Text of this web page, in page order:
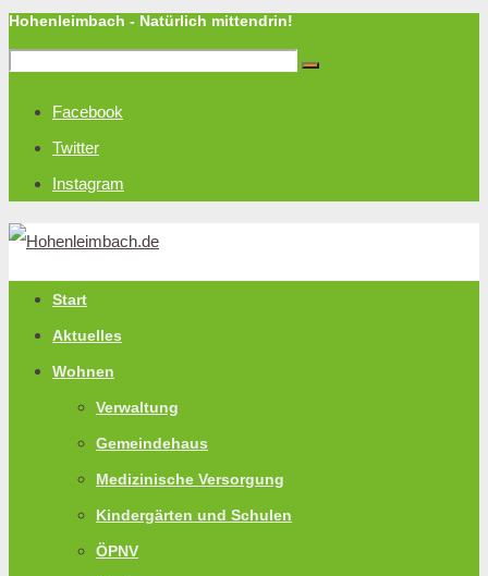
Hohenleimbach - Natürlich mittendrin!
Facebook
Twitter
Instagram
Start
Aktuelles
Wohnen
Verwaltung
Gemeindehaus
Medizinische Versorgung
Kindergärten und Schulen
ÖPNV